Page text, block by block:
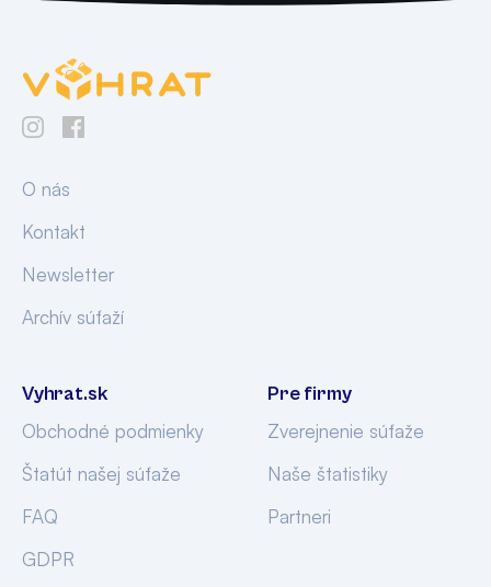
O nás
Kontakt
Newsletter
Archív súťaží
Vyhrat.sk
Obchodné podmienky
Štatút našej súťaže
FAQ
GDPR
Pre firmy
Zverejnenie súťaže
Naše štatistiky
Partneri